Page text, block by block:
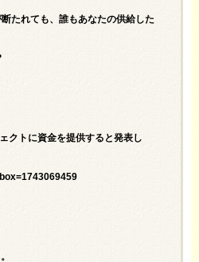
たれても、誰もあなたの供給した
クトに資金を提供すると発表し